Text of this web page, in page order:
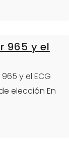
965 y el
y el ECG
elección En